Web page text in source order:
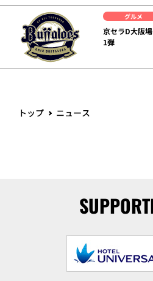
グルメ
京セラD大阪
1弾
トップ ニュース